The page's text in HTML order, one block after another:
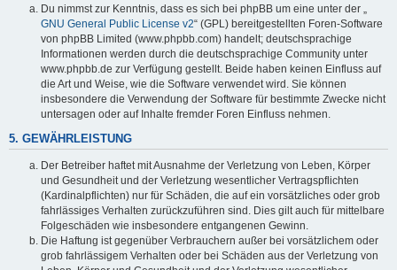
Du nimmst zur Kenntnis, dass es sich bei phpBB um eine unter der „
GNU General Public License v2“ (GPL) bereitgestellten Foren-Software
von phpBB Limited (www.phpbb.com) handelt; deutschsprachige
Informationen werden durch die deutschsprachige Community unter
www.phpbb.de zur Verfügung gestellt. Beide haben keinen Einfluss auf
die Art und Weise, wie die Software verwendet wird. Sie können
insbesondere die Verwendung der Software für bestimmte Zwecke nicht
untersagen oder auf Inhalte fremder Foren Einfluss nehmen.
5. GEWÄHRLEISTUNG
Der Betreiber haftet mit Ausnahme der Verletzung von Leben, Körper
und Gesundheit und der Verletzung wesentlicher Vertragspflichten
(Kardinalpflichten) nur für Schäden, die auf ein vorsätzliches oder grob
fahrlässiges Verhalten zurückzuführen sind. Dies gilt auch für mittelbare
Folgeschäden wie insbesondere entgangenen Gewinn.
Die Haftung ist gegenüber Verbrauchern außer bei vorsätzlichem oder
grob fahrlässigem Verhalten oder bei Schäden aus der Verletzung von